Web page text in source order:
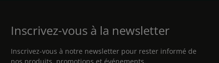
Inscrivez-vous à la newsletter
Inscrivez-vous à notre newsletter pour rester informé de